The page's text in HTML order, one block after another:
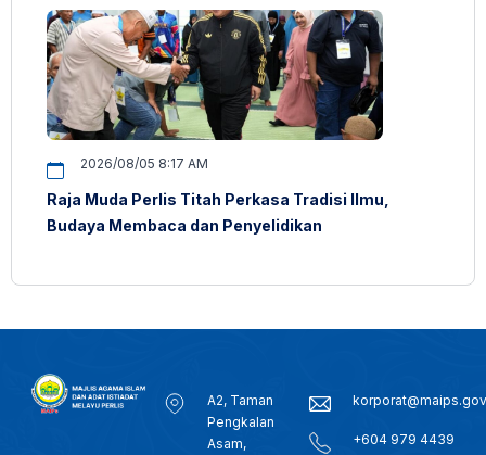
2026/08/05 8:17 AM
Raja Muda Perlis Titah Perkasa Tradisi Ilmu,
Budaya Membaca dan Penyelidikan
A2, Taman
Pengkalan
Asam,
+604 979 4439